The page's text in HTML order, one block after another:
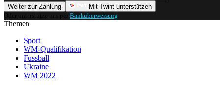
Weiter zur Zahlung
Mit Twint unterstützen
Oder unterstütze uns per Banküberweisung
Themen
Sport
WM-Qualifikation
Fussball
Ukraine
WM 2022